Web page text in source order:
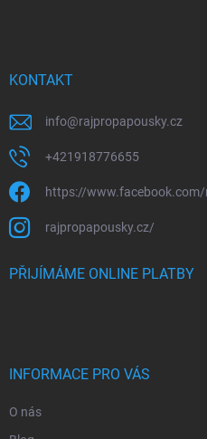
KONTAKT
info@rajpropapousky.cz
+421918776655
https://
rajpropapousky.cz/
PŘIJÍMÁME ONLINE PLATBY
INFORMACE PRO VÁS
O nás